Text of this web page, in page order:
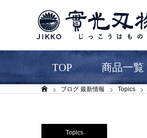
TOP 商品一覧
ホーム ブログ 最新情報 Topics
Topics